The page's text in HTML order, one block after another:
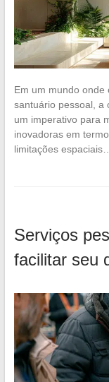
Em um mundo onde
santuário pessoal, a
um imperativo para
inovadoras em
limitações espaciais…
Serviços
facilitar seu